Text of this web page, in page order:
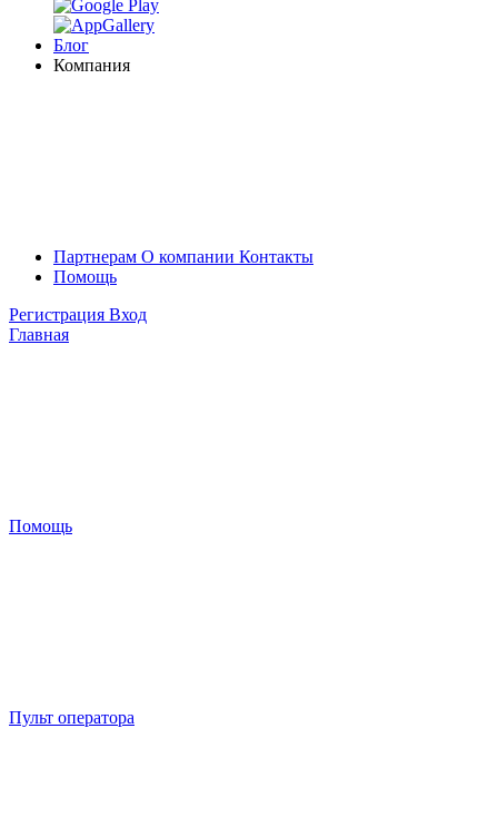
Блог
Компания
Партнерам О компании Контакты
Помощь
Регистрация Вход
Главная
Помощь
Пульт оператора